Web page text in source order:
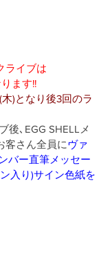
ライブは
ます!!
木)となり後3回のラ
後､EGG SHELLメ
客さん全員にヴァ
バー直筆メッセー
入り)サイン色紙を